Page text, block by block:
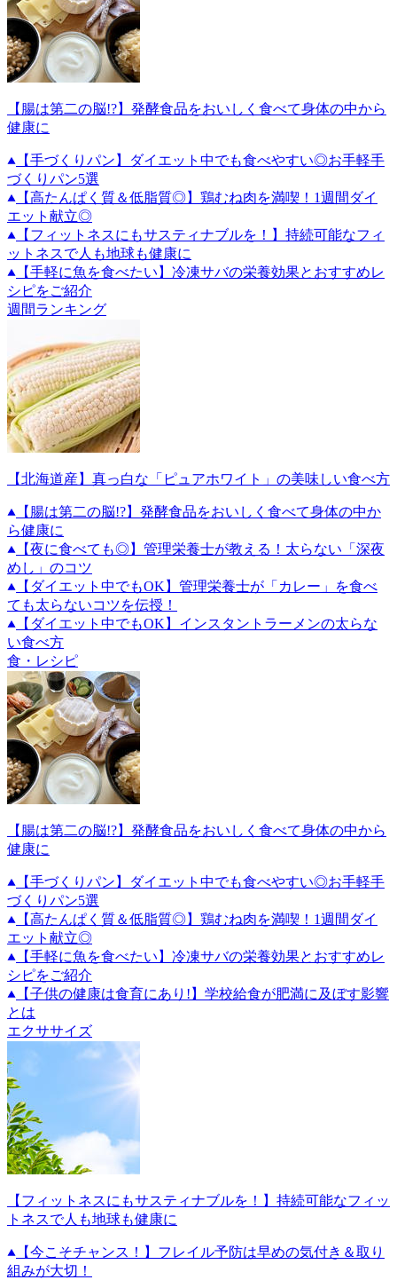
【腸は第二の脳!?】発酵食品をおいしく食べて身体の中から
健康に
【手づくりパン】ダイエット中でも食べやすい◎お手軽手
づくりパン5選
【高たんぱく質＆低脂質◎】鶏むね肉を満喫！1週間ダイ
エット献立◎
【フィットネスにもサスティナブルを！】持続可能なフィ
ットネスで人も地球も健康に
【手軽に魚を食べたい】冷凍サバの栄養効果とおすすめレ
シピをご紹介
週間ランキング
【北海道産】真っ白な「ピュアホワイト」の美味しい食べ方
【腸は第二の脳!?】発酵食品をおいしく食べて身体の中か
ら健康に
【夜に食べても◎】管理栄養士が教える！太らない「深夜
めし」のコツ
【ダイエット中でもOK】管理栄養士が「カレー」を食べ
ても太らないコツを伝授！
【ダイエット中でもOK】インスタントラーメンの太らな
い食べ方
食・レシピ
【腸は第二の脳!?】発酵食品をおいしく食べて身体の中から
健康に
【手づくりパン】ダイエット中でも食べやすい◎お手軽手
づくりパン5選
【高たんぱく質＆低脂質◎】鶏むね肉を満喫！1週間ダイ
エット献立◎
【手軽に魚を食べたい】冷凍サバの栄養効果とおすすめレ
シピをご紹介
【子供の健康は食育にあり!】学校給食が肥満に及ぼす影響
とは
エクササイズ
【フィットネスにもサスティナブルを！】持続可能なフィッ
トネスで人も地球も健康に
【今こそチャンス！】フレイル予防は早めの気付き＆取り
組みが大切！